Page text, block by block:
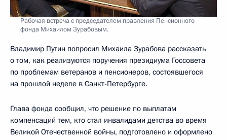
Рабочая встреча с председателем правления Пенсионного
фонда Михаилом Зурабовым.
Владимир Путин попросил Михаила Зурабова рассказать
о том, как реализуются поручения президиума Госсовета
по проблемам ветеранов и пенсионеров, состоявшегося
на прошлой неделе в Санкт-Петербурге.
Глава фонда сообщил, что решение по выплатам
компенсаций тем, кто стал инвалидами детства во время
Великой Отечественной войны, подготовлено и оформлено